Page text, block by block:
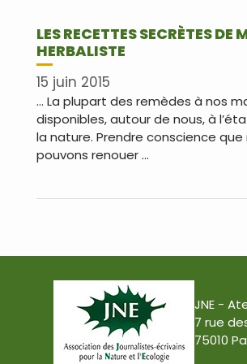
LES RECETTES SECRÈTES DE
HERBALISTE
15 juin 2015
… La plupart des remèdes à nos
disponibles, autour de nous, à
la nature. Prendre conscience que
pouvons renouer …
JNE -
7 rue
75010